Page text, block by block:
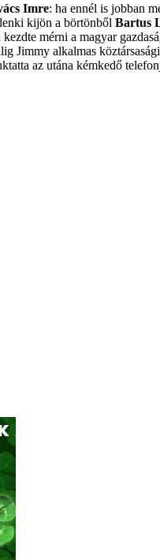
Imre: ha ennél is jobban
kijön a börtönből Bartus
mérni a magyar
Jimmy alkalmas
az utána kémkedő